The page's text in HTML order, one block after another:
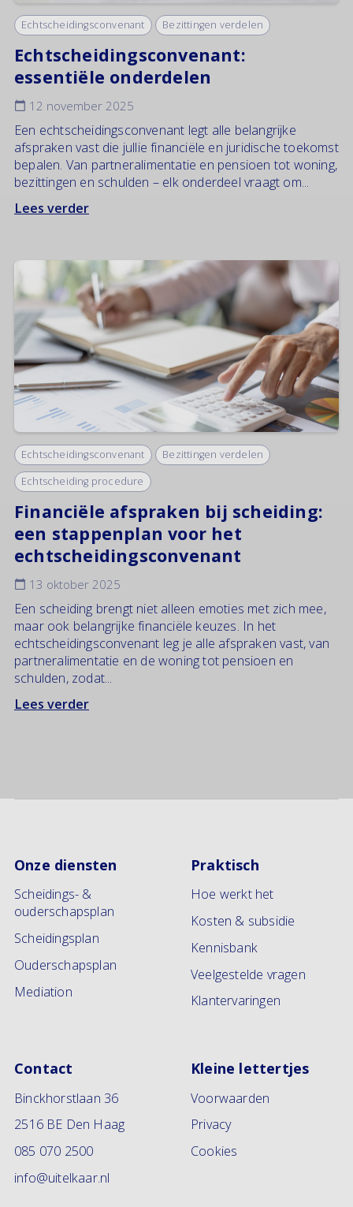
Echtscheidingsconvenant Bezittingen verdelen
Echtscheidingsconvenant:
essentiële onderdelen
12 november 2025
Een echtscheidingsconvenant legt alle belangrijke
afspraken vast die jullie financiële en juridische toekomst
bepalen. Van partneralimentatie en pensioen tot woning,
bezittingen en schulden – elk onderdeel vraagt om...
Lees verder
Echtscheidingsconvenant Bezittingen verdelen
Echtscheiding procedure
Financiële afspraken bij scheiding:
een stappenplan voor het
echtscheidingsconvenant
13 oktober 2025
Een scheiding brengt niet alleen emoties met zich mee,
maar ook belangrijke financiële keuzes. In het
echtscheidingsconvenant leg je alle afspraken vast, van
partneralimentatie en de woning tot pensioen en
schulden, zodat...
Lees verder
Onze diensten
Scheidings- &
ouderschapsplan
Scheidingsplan
Ouderschapsplan
Mediation
Praktisch
Hoe werkt het
Kosten & subsidie
Kennisbank
Veelgestelde vragen
Klantervaringen
Contact
Binckhorstlaan 36
2516 BE Den Haag
085 070 2500
info@uitelkaar.nl
Kleine lettertjes
Voorwaarden
Privacy
Cookies